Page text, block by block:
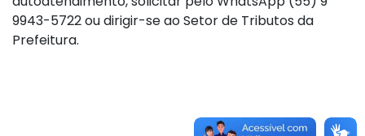
9943-5722 ou dirigir-se ao Setor de Tributos da
Prefeitura.